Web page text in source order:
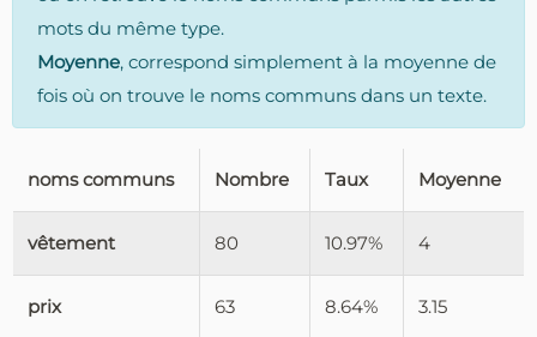
mots du même type.
Moyenne, correspond simplement à la moyenne de
fois où on trouve le noms communs dans un texte.
noms communs Nombre Taux Moyenne
vêtement 80 10.97% 4
prix 63 8.64% 3.15